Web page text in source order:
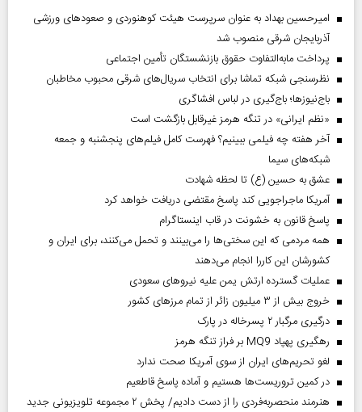
امیرحسین بهداد به عنوان سرپرست هیئت کوهنوردی و صعودهای ورزشی
آذربایجان شرقی منصوب شد
پرداخت مابه‌التفاوت حقوق بازنشستگان تأمین اجتماعی
نظرسنجی شبکه تماشا برای انتخاب سریال‌های شرقی محبوب مخاطبان
باج‌نیوزها؛ باج‌گیری در لباس افشاگری
«نظم ایرانی» در تنگه هرمز غیرقابل بازگشت است
آخر هفته چه فیلمی ببینیم؟ فهرست کامل فیلم‌های پنجشنبه و جمعه
شبکه‌های سیما
عشق به حسین (ع) تا لحظه شهادت
آمریکا ماجراجویی کند پاسخ مقتضی دریافت خواهد کرد
پاسخ قانون به خشونت در قاب اینستاگرام
همه مردمی که این سختی‌ها را می‌بینند و تحمل می‌کنند، برای ایران و
کشورشان این کاررا انجام می‌دهند
عملیات گسترده ارتش یمن علیه نیروهای سعودی
خروج بیش از ۳ میلیون زائر از تمام مرز‌های کشور
درگیری مرگبار ۲ پسرخاله در پارک
رهگیری پهپاد MQ9 بر فراز تنگه هرمز
لغو تحریم‌های ایران از سوی آمریکا صحت ندارد
در کمین تروریست‌ها هستیم و آماده پاسخ قاطعیم
هنرمند منحصر‌به‌فردی را از دست دادیم/ پخش ۲ مجموعه تلویزیونی جدید